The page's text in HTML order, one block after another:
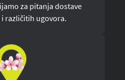
za pitanja dostave
različitih ugovora.